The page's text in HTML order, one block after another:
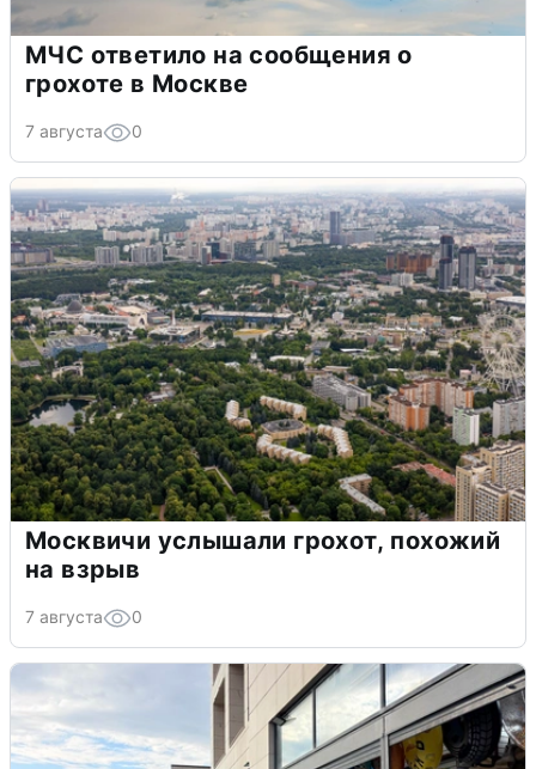
МЧС ответило на сообщения о
грохоте в Москве
7 августа 0
Москвичи услышали грохот, похожий
на взрыв
7 августа 0